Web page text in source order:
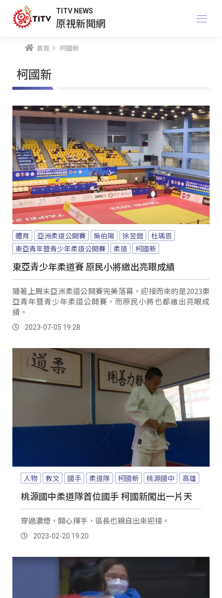
TITV NEWS
原視新聞網
首頁 柯國新
柯國新
體育 亞洲柔道公開賽 吳伯陽 徐昱鎧
杜瑀恩
東亞青年暨青少年柔道公開賽
柔道 柯國新
東亞青少年柔道賽 原民小將繳出亮眼成績
隨著上周末亞洲柔道公開賽完美落幕，迎接而來的是2023東
亞青年暨青少年柔道公開賽，而原民小將也都繳出亮眼成
績。
2023-07-05 19:28
人物 教文 國手 柔道隊 柯國新 桃源國中 高雄
桃源國中柔道隊首位國手 柯國新闖出一片天
穿過濃煙，開心揮手，區長也親自出來迎接。
2023-02-20 19:20